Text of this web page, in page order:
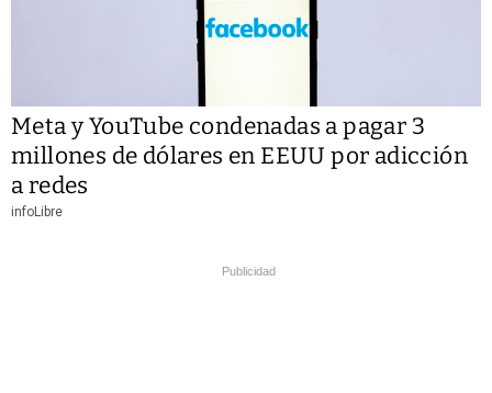
Meta y YouTube condenadas a pagar 3
millones de dólares en EEUU por adicción
a redes
infoLibre
Publicidad